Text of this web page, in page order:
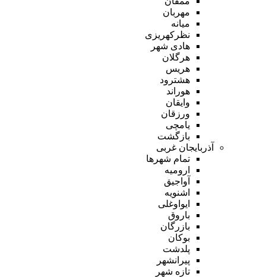
مهربان
میانه
نظرکهریزی
هادی شهر
هرگلان
هریس
هشترود
هوراند
وایقان
ورزقان
یامچی
بازگشت
آذربایجان غربی
تمام شهر‌ها
ارومیه
آواجیق
اشنویه
ایواوغلی
باروق
بازرگان
بوکان
پلدشت
پیرانشهر
تازه شهر